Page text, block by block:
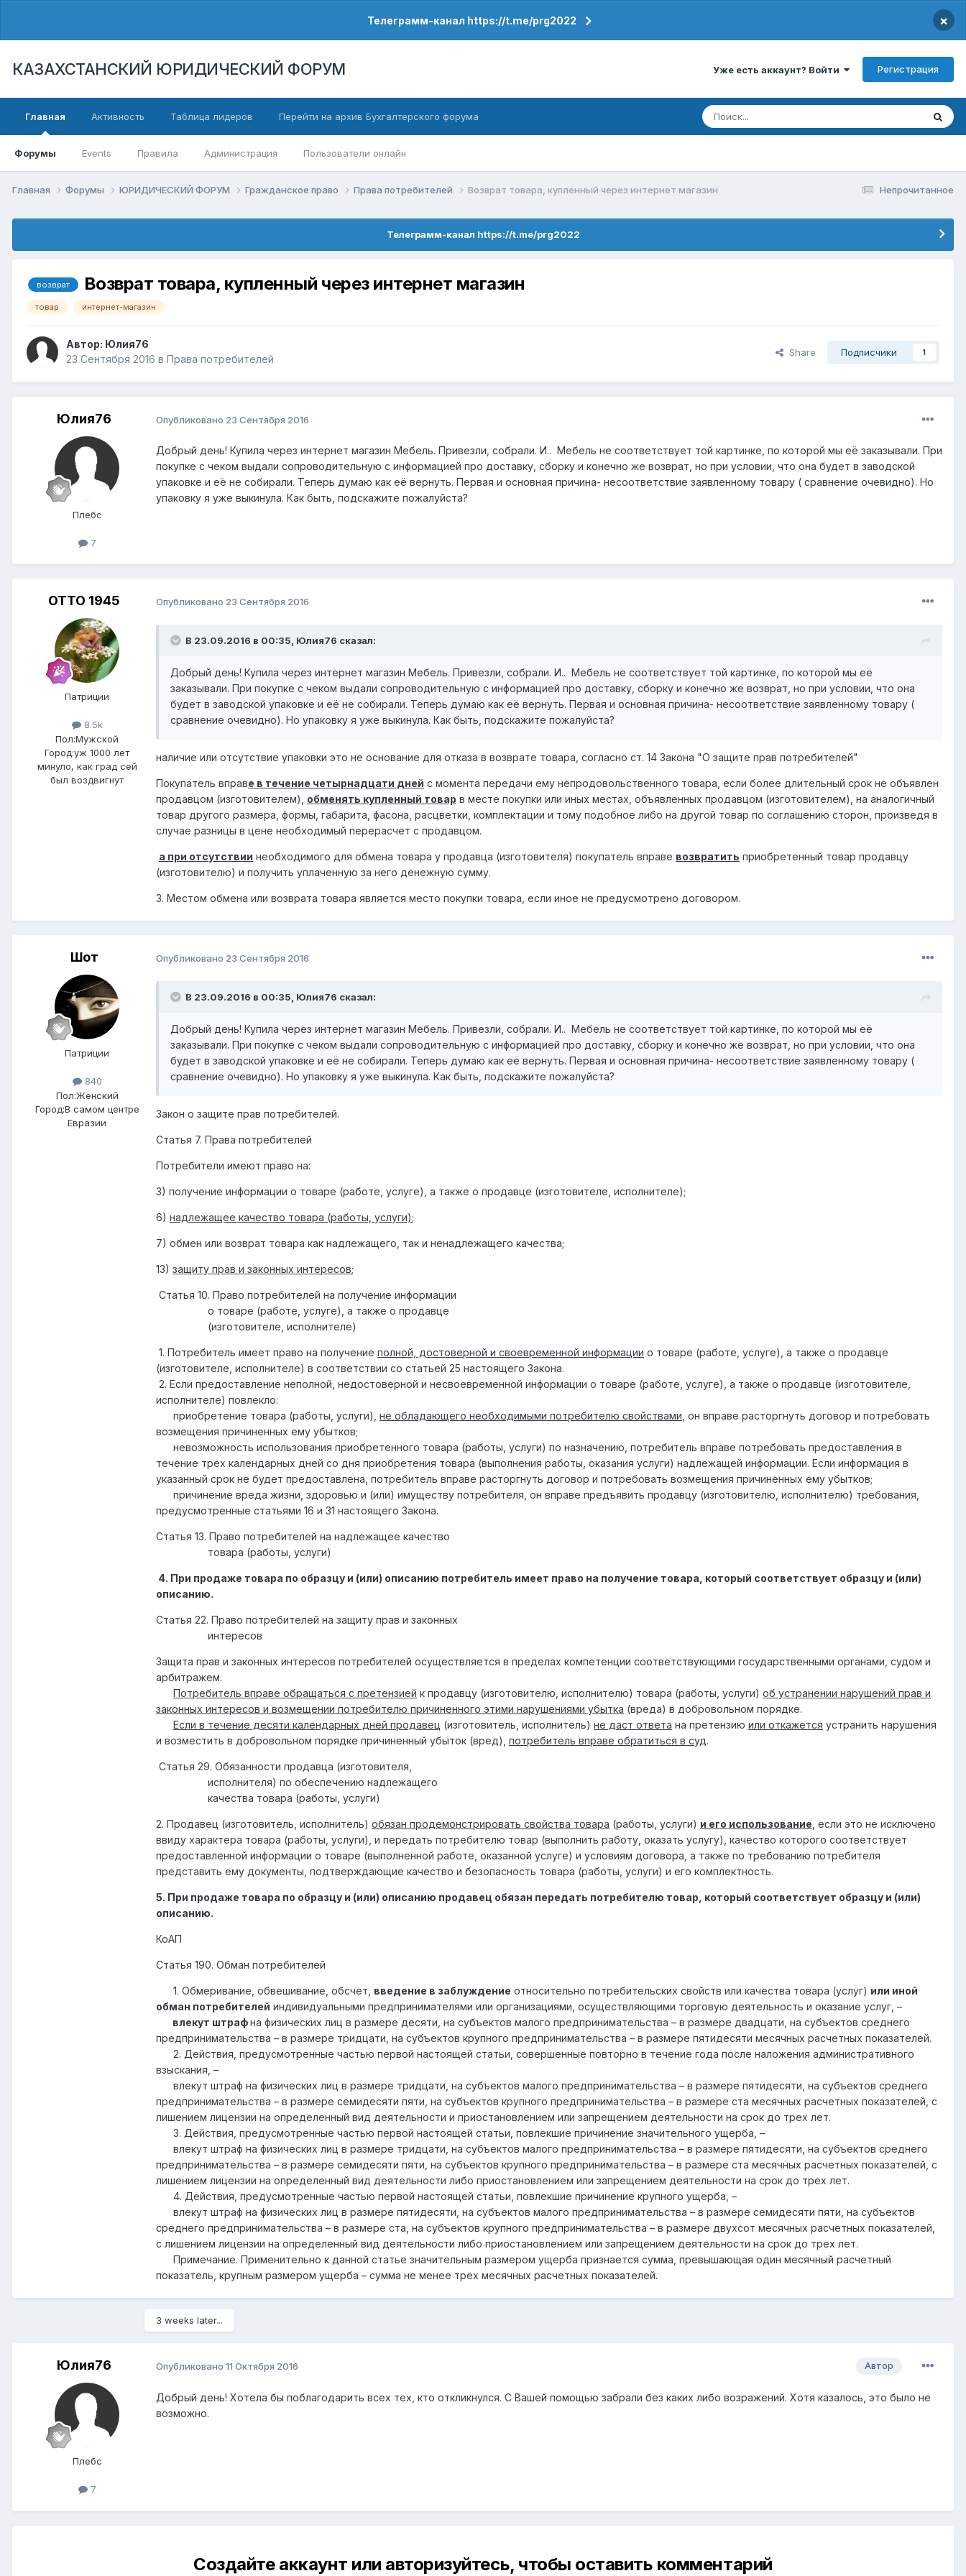
Телеграмм-канал https://t.me/prg2022 ×
КАЗАХСТАНСКИЙ ЮРИДИЧЕСКИЙ ФОРУМ Уже есть аккаунт? Войти Регистрация
Главная
Форумы Events Правила Администрация Пользователи онлайн
Активность Таблица лидеров Перейти на архив Бухгалтерского форума
Непрочитанное
Главная Форумы ЮРИДИЧЕСКИЙ ФОРУМ Гражданское право Права потребителей Возврат товара, купленный через интернет магазин
Телеграмм-канал https://t.me/prg2022
возврат Возврат товара, купленный через интернет магазин
товар интернет-магазин
Автор: Юлия76
23 Сентября 2016 в Права потребителей
Share Подписчики 1
Юлия76
Плебс
7
Опубликовано 23 Сентября 2016
Добрый день! Купила через интернет магазин Мебель. Привезли, собрали. И.. Мебель не соответствует той картинке, по которой мы её заказывали. При
покупке с чеком выдали сопроводительную с информацией про доставку, сборку и конечно же возврат, но при условии, что она будет в заводской
упаковке и её не собирали. Теперь думаю как её вернуть. Первая и основная причина- несоответствие заявленному товару ( сравнение очевидно). Но
упаковку я уже выкинула. Как быть, подскажите пожалуйста?
ОТТО 1945
Патриции
8.5k
Пол:Мужской
Город:уж 1000 лет
минуло, как град сей
был воздвигнут
Опубликовано 23 Сентября 2016
В 23.09.2016 в 00:35, Юлия76 сказал:
Добрый день! Купила через интернет магазин Мебель. Привезли, собрали. И.. Мебель не соответствует той картинке, по которой мы её
заказывали. При покупке с чеком выдали сопроводительную с информацией про доставку, сборку и конечно же возврат, но при условии, что она
будет в заводской упаковке и её не собирали. Теперь думаю как её вернуть. Первая и основная причина- несоответствие заявленному товару (
сравнение очевидно). Но упаковку я уже выкинула. Как быть, подскажите пожалуйста?
наличие или отсутствие упаковки это не основание для отказа в возврате товара, согласно ст. 14 Закона "О защите прав потребителей"
Покупатель вправе в течение четырнадцати дней с момента передачи ему непродовольственного товара, если более длительный срок не объявлен
продавцом (изготовителем), обменять купленный товар в месте покупки или иных местах, объявленных продавцом (изготовителем), на аналогичный
товар другого размера, формы, габарита, фасона, расцветки, комплектации и тому подобное либо на другой товар по соглашению сторон, произведя в
случае разницы в цене необходимый перерасчет с продавцом.
а при отсутствии необходимого для обмена товара у продавца (изготовителя) покупатель вправе возвратить приобретенный товар продавцу
(изготовителю) и получить уплаченную за него денежную сумму.
3. Местом обмена или возврата товара является место покупки товара, если иное не предусмотрено договором.
Шот
Патриции
840
Пол:Женский
Город:В самом центре
Евразии
Опубликовано 23 Сентября 2016
В 23.09.2016 в 00:35, Юлия76 сказал:
Добрый день! Купила через интернет магазин Мебель. Привезли, собрали. И.. Мебель не соответствует той картинке, по которой мы её
заказывали. При покупке с чеком выдали сопроводительную с информацией про доставку, сборку и конечно же возврат, но при условии, что она
будет в заводской упаковке и её не собирали. Теперь думаю как её вернуть. Первая и основная причина- несоответствие заявленному товару (
сравнение очевидно). Но упаковку я уже выкинула. Как быть, подскажите пожалуйста?
Закон о защите прав потребителей.
Статья 7. Права потребителей
Потребители имеют право на:
3) получение информации о товаре (работе, услуге), а также о продавце (изготовителе, исполнителе);
6) надлежащее качество товара (работы, услуги);
7) обмен или возврат товара как надлежащего, так и ненадлежащего качества;
13) защиту прав и законных интересов;
Статья 10. Право потребителей на получение информации
о товаре (работе, услуге), а также о продавце
(изготовителе, исполнителе)
1. Потребитель имеет право на получение полной, достоверной и своевременной информации о товаре (работе, услуге), а также о продавце
(изготовителе, исполнителе) в соответствии со статьей 25 настоящего Закона.
2. Если предоставление неполной, недостоверной и несвоевременной информации о товаре (работе, услуге), а также о продавце (изготовителе,
исполнителе) повлекло:
приобретение товара (работы, услуги), не обладающего необходимыми потребителю свойствами , он вправе расторгнуть договор и потребовать
возмещения причиненных ему убытков;
невозможность использования приобретенного товара (работы, услуги) по назначению, потребитель вправе потребовать предоставления в
течение трех календарных дней со дня приобретения товара (выполнения работы, оказания услуги) надлежащей информации. Если информация в
указанный срок не будет предоставлена, потребитель вправе расторгнуть договор и потребовать возмещения причиненных ему убытков;
причинение вреда жизни, здоровью и (или) имуществу потребителя, он вправе предъявить продавцу (изготовителю, исполнителю) требования,
предусмотренные статьями 16 и 31 настоящего Закона.
Статья 13. Право потребителей на надлежащее качество
товара (работы, услуги)
4. При продаже товара по образцу и (или) описанию потребитель имеет право на получение товара, который соответствует образцу и (или)
описанию.
Статья 22. Право потребителей на защиту прав и законных
интересов
Защита прав и законных интересов потребителей осуществляется в пределах компетенции соответствующими государственными органами, судом и
арбитражем.
Потребитель вправе обращаться с претензией к продавцу (изготовителю, исполнителю) товара (работы, услуги) об устранении нарушений прав и
законных интересов и возмещении потребителю причиненного этими нарушениями убытка (вреда) в добровольном порядке.
Если в течение десяти календарных дней продавец (изготовитель, исполнитель) не даст ответа на претензию или откажется устранить нарушения
и возместить в добровольном порядке причиненный убыток (вред), потребитель вправе обратиться в суд.
Статья 29. Обязанности продавца (изготовителя,
исполнителя) по обеспечению надлежащего
качества товара (работы, услуги)
2. Продавец (изготовитель, исполнитель) обязан продемонстрировать свойства товара (работы, услуги) и его использование , если это не исключено
ввиду характера товара (работы, услуги), и передать потребителю товар (выполнить работу, оказать услугу), качество которого соответствует
предоставленной информации о товаре (выполненной работе, оказанной услуге) и условиям договора, а также по требованию потребителя
представить ему документы, подтверждающие качество и безопасность товара (работы, услуги) и его комплектность.
5. При продаже товара по образцу и (или) описанию продавец обязан передать потребителю товар, который соответствует образцу и (или)
описанию.
КоАП
Статья 190. Обман потребителей
1. Обмеривание, обвешивание, обсчет, введение в заблуждение относительно потребительских свойств или качества товара (услуг) или иной
обман потребителей индивидуальными предпринимателями или организациями, осуществляющими торговую деятельность и оказание услуг, –
влекут штрафна физических лиц в размере десяти, на субъектов малого предпринимательства – в размере двадцати, на субъектов среднего
предпринимательства – в размере тридцати, на субъектов крупного предпринимательства – в размере пятидесяти месячных расчетных показателей.
2. Действия, предусмотренные частью первой настоящей статьи, совершенные повторно в течение года после наложения административного
взыскания, –
влекут штраф на физических лиц в размере тридцати, на субъектов малого предпринимательства – в размере пятидесяти, на субъектов среднего
предпринимательства – в размере семидесяти пяти, на субъектов крупного предпринимательства – в размере ста месячных расчетных показателей, с
лишением лицензии на определенный вид деятельности и приостановлением или запрещением деятельности на срок до трех лет.
3. Действия, предусмотренные частью первой настоящей статьи, повлекшие причинение значительного ущерба, –
влекут штраф на физических лиц в размере тридцати, на субъектов малого предпринимательства – в размере пятидесяти, на субъектов среднего
предпринимательства – в размере семидесяти пяти, на субъектов крупного предпринимательства – в размере ста месячных расчетных показателей, с
лишением лицензии на определенный вид деятельности либо приостановлением или запрещением деятельности на срок до трех лет.
4. Действия, предусмотренные частью первой настоящей статьи, повлекшие причинение крупного ущерба, –
влекут штраф на физических лиц в размере пятидесяти, на субъектов малого предпринимательства – в размере семидесяти пяти, на субъектов
среднего предпринимательства – в размере ста, на субъектов крупного предпринимательства – в размере двухсот месячных расчетных показателей,
с лишением лицензии на определенный вид деятельности либо приостановлением или запрещением деятельности на срок до трех лет.
Примечание. Применительно к данной статье значительным размером ущерба признается сумма, превышающая один месячный расчетный
показатель, крупным размером ущерба – сумма не менее трех месячных расчетных показателей.
3 weeks later...
Юлия76
Плебс
7
Автор
Опубликовано 11 Октября 2016
Добрый день! Хотела бы поблагодарить всех тех, кто откликнулся. С Вашей помощью забрали без каких либо возражений. Хотя казалось, это было не
возможно.
Создайте аккаунт или авторизуйтесь, чтобы оставить комментарий